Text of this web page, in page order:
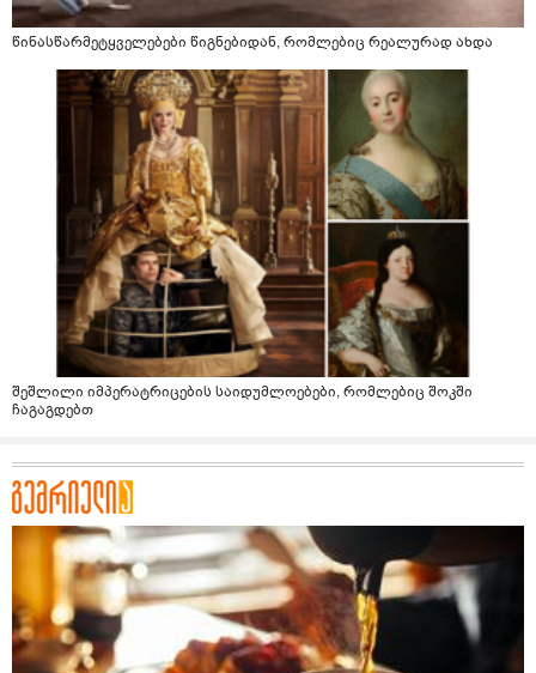
წინასწარმეტყველებები წიგნებიდან, რომლებიც რეალურად ახდა
შეშლილი იმპერატრიცების საიდუმლოებები, რომლებიც შოკში
ჩაგაგდებთ